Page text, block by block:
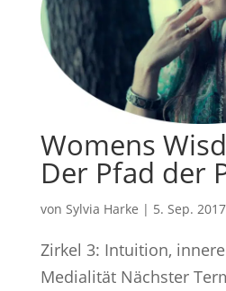
Womens
Der Pfad der
von Sylvia Harke | 5. Sep. 2017
Zirkel 3: Intuition,
Medialität Nächster